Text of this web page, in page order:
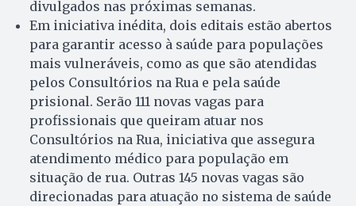
divulgados nas próximas semanas.
Em iniciativa inédita, dois editais estão abertos
para garantir acesso à saúde para populações
mais vulneráveis, como as que são atendidas
pelos Consultórios na Rua e pela saúde
prisional. Serão 111 novas vagas para
profissionais que queiram atuar nos
Consultórios na Rua, iniciativa que assegura
atendimento médico para população em
situação de rua. Outras 145 novas vagas são
direcionadas para atuação no sistema de saúde